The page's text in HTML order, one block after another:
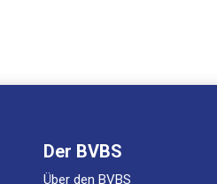
Der BVBS
Über den BVBS